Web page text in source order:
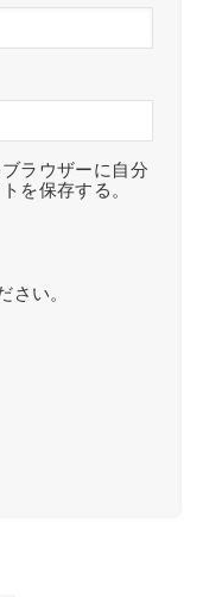
ラウザーに自分
を保存する。
さい。